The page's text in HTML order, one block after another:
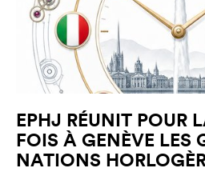
EPHJ RÉUNIT POUR
FOIS À GENÈVE LES
NATIONS